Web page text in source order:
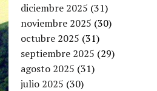
diciembre 2025 (31)
noviembre 2025 (30)
octubre 2025 (31)
septiembre 2025 (29)
agosto 2025 (31)
julio 2025 (30)